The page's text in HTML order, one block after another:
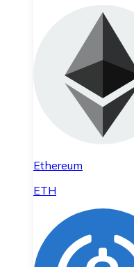
Ethereum
ETH